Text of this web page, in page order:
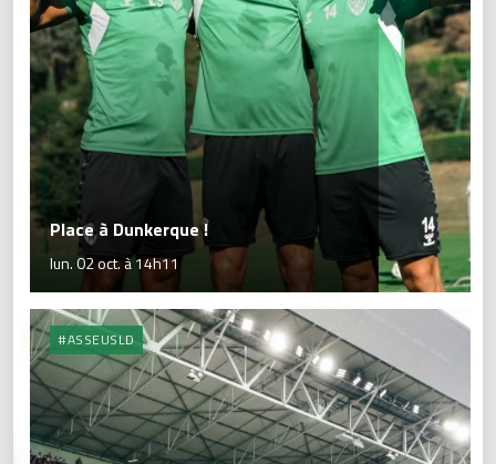
Place à Dunkerque !
lun. 02 oct. à 14h11
#ASSEUSLD